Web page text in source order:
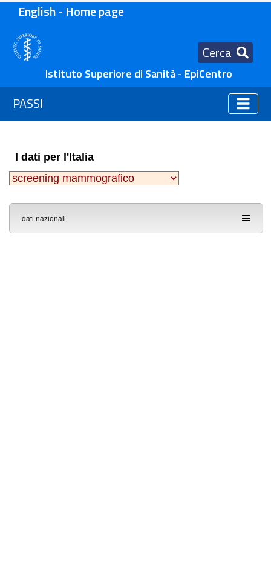
English - Home page
Cerca
Istituto Superiore di Sanità - EpiCentro
PASSI
I dati per l'Italia
dati nazionali